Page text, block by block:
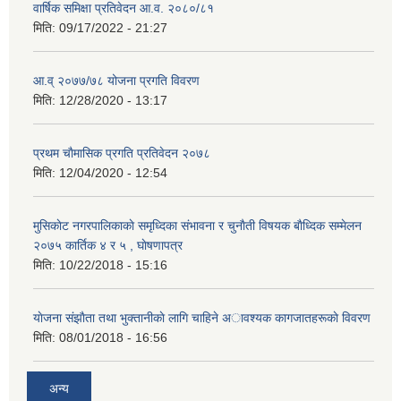
वार्षिक समिक्षा प्रतिवेदन आ.व. २०८०/८१
मिति: 09/17/2022 - 21:27
आ.व् २०७७/७८ योजना प्रगति विवरण
मिति: 12/28/2020 - 13:17
प्रथम चाैमासिक प्रगति प्रतिवेदन २०७८
मिति: 12/04/2020 - 12:54
मुसिकाेट नगरपालिकाकाे समृध्दिका संभावना र चुनाैती विषयक बाैध्दिक सम्मेलन
२०७५ कार्तिक ४ र ५ , घाेषणापत्र
मिति: 10/22/2018 - 15:16
याेजना संझाैता तथा भुक्तानीकाे लागि चाहिने अावश्यक कागजातहरूकाे विवरण
मिति: 08/01/2018 - 16:56
अन्य